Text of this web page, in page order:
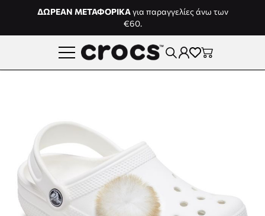
Μετάβαση στο περιεχόμενο
ΔΩΡΕΑΝ ΜΕΤΑΦΟΡΙΚΑγια παραγγελίες άνω των
€60.